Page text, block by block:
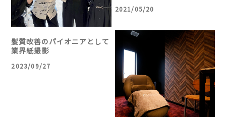
髪質改善のパイオニアとして
業界紙撮影
2023/09/27
2021/05/20